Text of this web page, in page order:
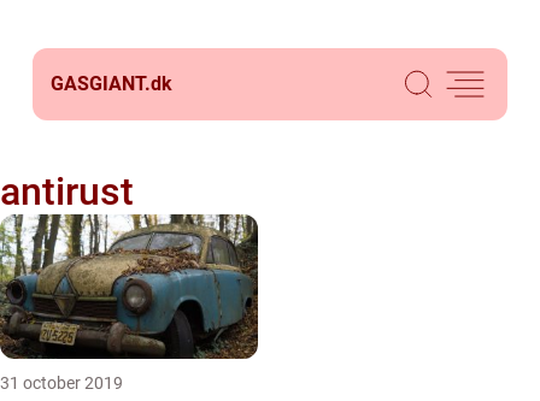
GASGIANT.dk
antirust
31 october 2019